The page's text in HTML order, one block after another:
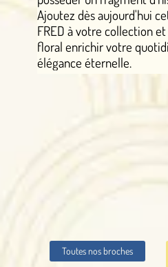
Ajoutez dès aujourd'hui
FRED à votre collection
floral enrichir votre
élégance éternelle.
Toutes nos broches